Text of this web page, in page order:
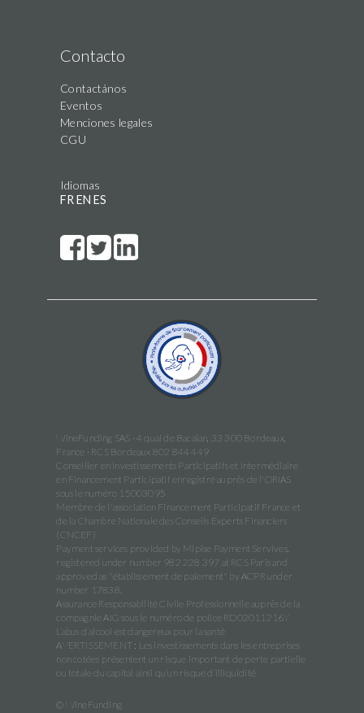
Contacto
Contactános
Eventos
Menciones legales
CGU
Idiomas
FR EN ES
WineFunding SAS · 4 quai de Bacalan, 33 300 Bordeaux,
France · RCS Bordeaux 802 844 449
Conseiller en Investissements Participatifs et Intermédiaire
en Financement Participatif enregistré auprès de l'ORIAS
sous le numéro 15003095
Membre de l'association Financement Participatif France et
de la Chambre Nationale des Conseils Experts Financiers
(CNCEF)
Payment services provided by Mipise Payment Servives,
registered under number 982 228 397 at RCS Paris and
approved as "établissement de paiement" by ACPR under
number 17838.
Assurance Responsabilité Civile Professionnelle auprès de la
compagnie AIG sous le numéro de police RD02011216Y
L’abus d’alcool est dangereux pour la santé
AVERTISSEMENT : Les investissements dans les entreprises
non cotées présentent un risque important de perte partielle
ou totale du capital ainsi qu’un risque d’illiquidité
© WineFunding